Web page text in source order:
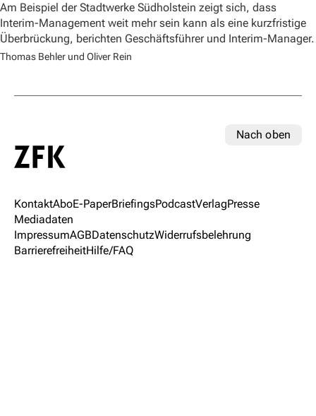
Am Beispiel der Stadtwerke Südholstein zeigt sich, dass
Interim-Management weit mehr sein kann als eine kurzfristige
Überbrückung, berichten Geschäftsführer und Interim-Manager.
Thomas Behler und Oliver Rein
Nach oben
KontaktAboE-PaperBriefingsPodcastVerlagPresse
Mediadaten
ImpressumAGBDatenschutzWiderrufsbelehrung
BarrierefreiheitHilfe/FAQ